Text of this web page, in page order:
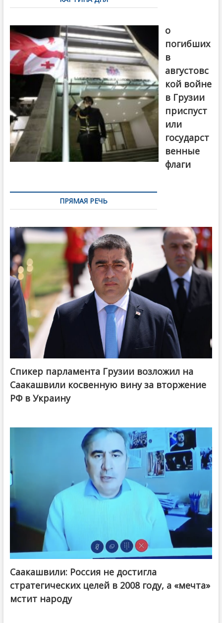
записям
о
погибших
в
августовс
кой войне
в Грузии
приспуст
или
государст
венные
флаги
ПРЯМАЯ РЕЧЬ
Спикер парламента Грузии возложил на
Саакашвили косвенную вину за вторжение
РФ в Украину
Саакашвили: Россия не достигла
стратегических целей в 2008 году, а «мечта»
мстит народу